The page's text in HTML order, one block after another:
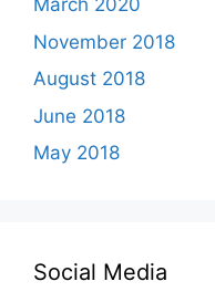
March 2020
November 2018
August 2018
June 2018
May 2018
Social Media